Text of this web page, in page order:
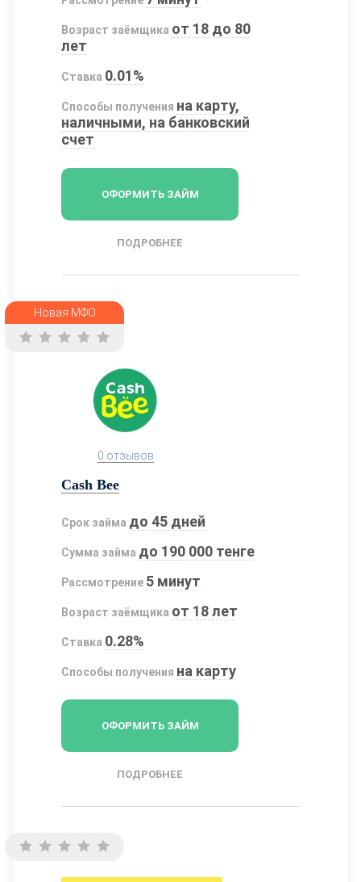
Возраст заёмщика от 18 до 80
лет
Ставка 0.01%
Способы получения на карту,
наличными, на банковский
счет
ОФОРМИТЬ ЗАЙМ
ПОДРОБНЕЕ
Новая МФО
0 отзывов
Cash Bee
Срок займа до 45 дней
Сумма займа до 190 000 тенге
Рассмотрение 5 минут
Возраст заёмщика от 18 лет
Ставка 0.28%
Способы получения на карту
ОФОРМИТЬ ЗАЙМ
ПОДРОБНЕЕ